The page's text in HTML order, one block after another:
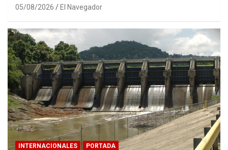
05/08/2026 El Navegador
INTERNACIONALES PORTADA